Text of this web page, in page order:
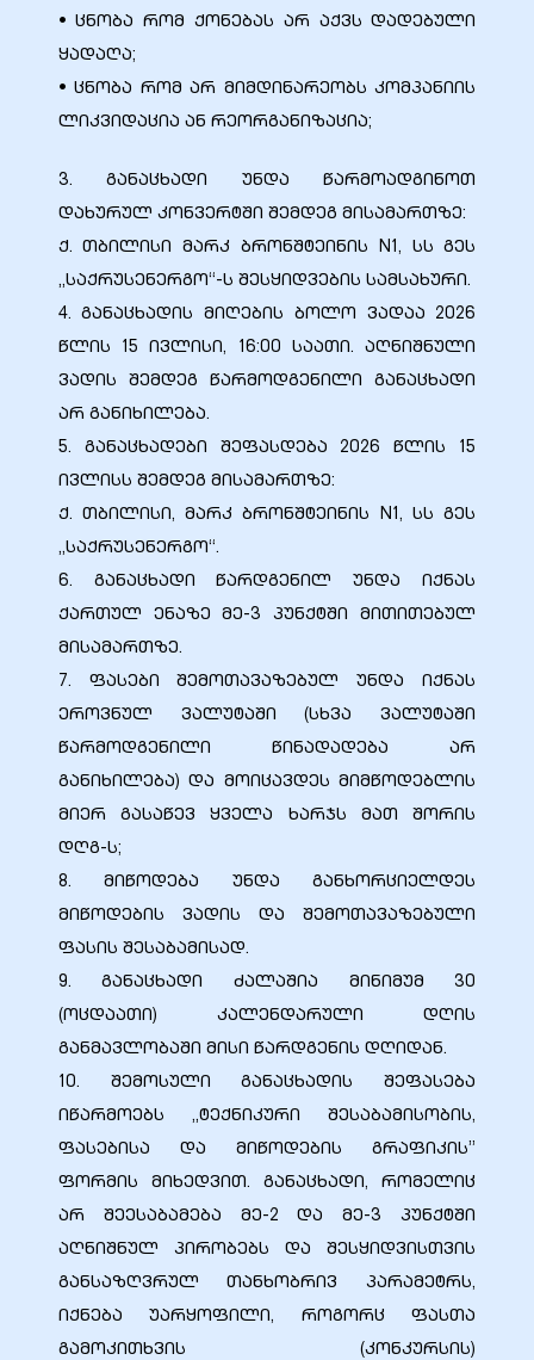
• ცნობა რომ ქონებას არ აქვს დადებული
ყადაღა;
• ცნობა რომ არ მიმდინარეობს კომპანიის
ლიკვიდაცია ან რეორგანიზაცია;
3. განაცხადი უნდა წარმოადგინოთ
დახურულ კონვერტში შემდეგ მისამართზე:
ქ. თბილისი მარკ ბრონშტეინის N1, სს გეს
„საქრუსენერგო“-ს შესყიდვების სამსახური.
4. განაცხადის მიღების ბოლო ვადაა 2026
წლის 15 ივლისი, 16:00 საათი. აღნიშნული
ვადის შემდეგ წარმოდგენილი განაცხადი
არ განიხილება.
5. განაცხადები შეფასდება 2026 წლის 15
ივლისს შემდეგ მისამართზე:
ქ. თბილისი, მარკ ბრონშტეინის N1, სს გეს
„საქრუსენერგო“.
6. განაცხადი წარდგენილ უნდა იქნას
ქართულ ენაზე მე-3 პუნქტში მითითებულ
მისამართზე.
7. ფასები შემოთავაზებულ უნდა იქნას
ეროვნულ ვალუტაში (სხვა ვალუტაში
წარმოდგენილი წინადადება არ
განიხილება) და მოიცავდეს მიმწოდებლის
მიერ გასაწევ ყველა ხარჯს მათ შორის
დღგ-ს;
8. მიწოდება უნდა განხორციელდეს
მიწოდების ვადის და შემოთავაზებული
ფასის შესაბამისად.
9. განაცხადი ძალაშია მინიმუმ 30
(ოცდაათი) კალენდარული დღის
განმავლობაში მისი წარდგენის დღიდან.
10. შემოსული განაცხადის შეფასება
იწარმოებს „ტექნიკური შესაბამისობის,
ფასებისა და მიწოდების გრაფიკის”
ფორმის მიხედვით. განაცხადი, რომელიც
არ შეესაბამება მე-2 და მე-3 პუნქტში
აღნიშნულ პირობებს და შესყიდვისთვის
განსაზღვრულ თანხობრივ პარამეტრს,
იქნება უარყოფილი, როგორც ფასთა
გამოკითხვის (კონკურსის)